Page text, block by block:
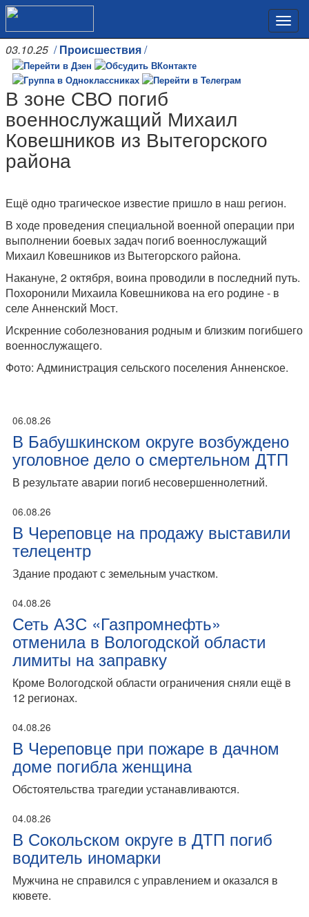
03.10.25 /Происшествия/
В зоне СВО погиб
военнослужащий Михаил
Ковешников из Вытегорского
района
Ещё одно трагическое известие пришло в наш регион.
В ходе проведения специальной военной операции при
выполнении боевых задач погиб военнослужащий
Михаил Ковешников из Вытегорского района.
Накануне, 2 октября, воина проводили в последний путь.
Похоронили Михаила Ковешникова на его родине - в
селе Анненский Мост.
Искренние соболезнования родным и близким погибшего
военнослужащего.
Фото: Администрация сельского поселения Анненское.
06.08.26
В Бабушкинском округе возбуждено
уголовное дело о смертельном ДТП
В результате аварии погиб несовершеннолетний.
06.08.26
В Череповце на продажу выставили
телецентр
Здание продают с земельным участком.
04.08.26
Сеть АЗС «Газпромнефть»
отменила в Вологодской области
лимиты на заправку
Кроме Вологодской области ограничения сняли ещё в
12 регионах.
04.08.26
В Череповце при пожаре в дачном
доме погибла женщина
Обстоятельства трагедии устанавливаются.
04.08.26
В Сокольском округе в ДТП погиб
водитель иномарки
Мужчина не справился с управлением и оказался в
кювете.